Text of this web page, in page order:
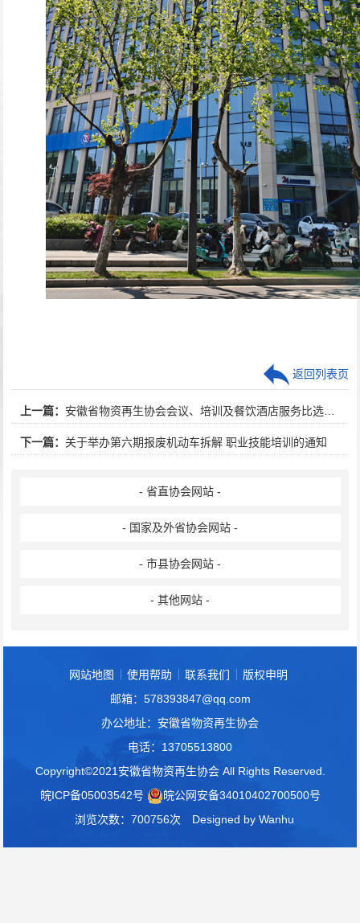
上一篇： 安徽省物资再生协会会议、培训及餐饮酒店服务比选公告
下一篇： 关于举办第六期报废机动车拆解 职业技能培训的通知
返回列表页
- 省直协会网站 -
- 国家及外省协会网站 -
- 市县协会网站 -
- 其他网站 -
网站地图 使用帮助 联系我们
版权申明
邮箱：578393847@qq.com
办公地址：安徽省物资再生协会
电话：13705513800
Copyright©2021安徽省物资再生协会 All Rights Reserved.
皖ICP备05003542号
皖公网安备34010402700500号
浏览次数：700756次
Designed by Wanhu